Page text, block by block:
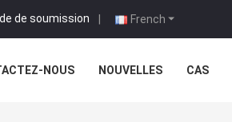
French
de soumission |
NOUS NOUVELLES CAS